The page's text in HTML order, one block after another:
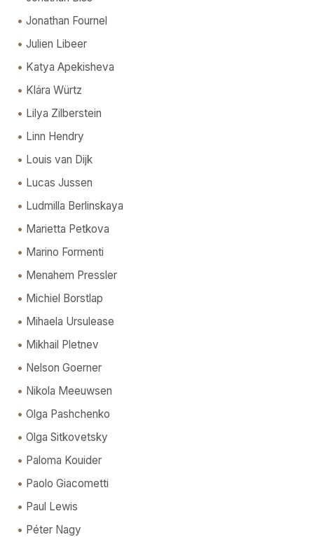
Jonathan Fournel
Julien Libeer
Katya Apekisheva
Klára Würtz
Lilya Zilberstein
Linn Hendry
Louis van Dijk
Lucas Jussen
Ludmilla Berlinskaya
Marietta Petkova
Marino Formenti
Menahem Pressler
Michiel Borstlap
Mihaela Ursulease
Mikhail Pletnev
Nelson Goerner
Nikola Meeuwsen
Olga Pashchenko
Olga Sitkovetsky
Paloma Kouider
Paolo Giacometti
Paul Lewis
Péter Nagy